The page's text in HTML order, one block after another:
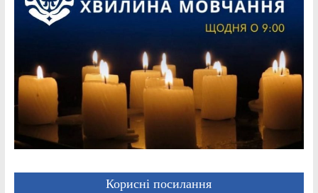
Корисні посилання